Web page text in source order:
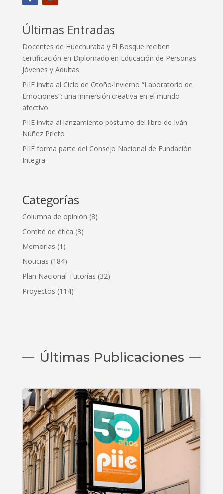
Últimas Entradas
Docentes de Huechuraba y El Bosque reciben
certificación en Diplomado en Educación de Personas
Jóvenes y Adultas
PIIE invita al Ciclo de Otoño-Invierno “Laboratorio de
Emociones”: una inmersión creativa en el mundo
afectivo
PIIE invita al lanzamiento póstumo del libro de Iván
Núñez Prieto
PIIE forma parte del Consejo Nacional de Fundación
Integra
Categorías
Columna de opinión (8)
Comité de ética (3)
Memorias (1)
Noticias (184)
Plan Nacional Tutorías (32)
Proyectos (114)
Últimas Publicaciones